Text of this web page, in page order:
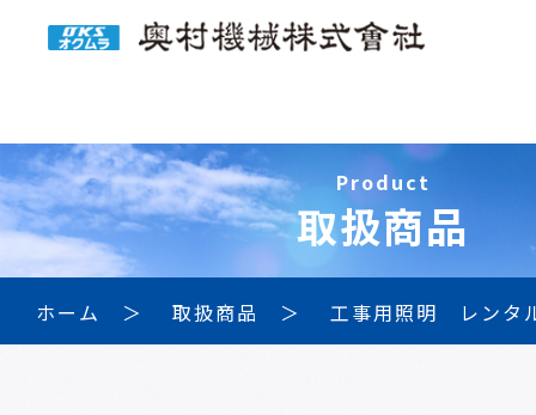
Product
取扱商品
ホーム 取扱商品 工事用照明 レンタ